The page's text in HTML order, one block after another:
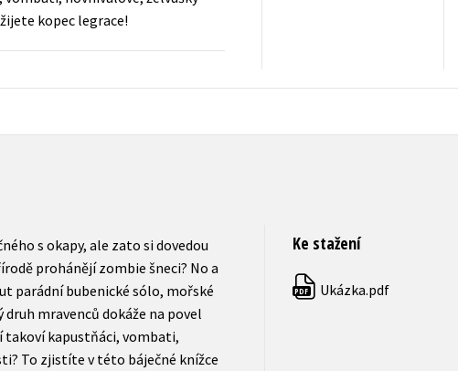
kopec legrace!
s okapy, ale zato si dovedou
prohánějí zombie šneci? No a
parádní bubenické sólo, mořské
mravenců dokáže na povel
takoví kapustňáci, vombati,
To zjistíte v této báječné knížce
Ke stažení
PDF Ukázka.pdf